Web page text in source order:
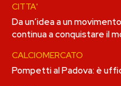
CITTA'
Da un’idea a un
continua a conquistare il
CALCIOMERCATO
Pompetti al Padova: è